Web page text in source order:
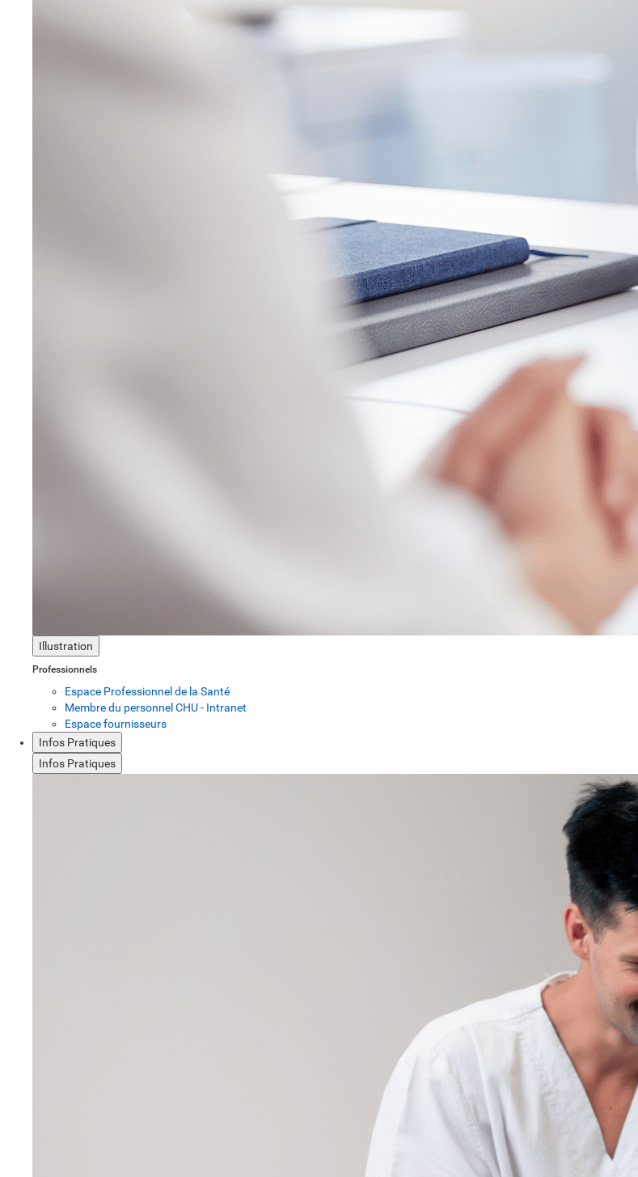
Illustration
Professionnels
Espace Professionnel de la Santé
Membre du personnel CHU - Intranet
Espace fournisseurs
Infos Pratiques
Infos Pratiques